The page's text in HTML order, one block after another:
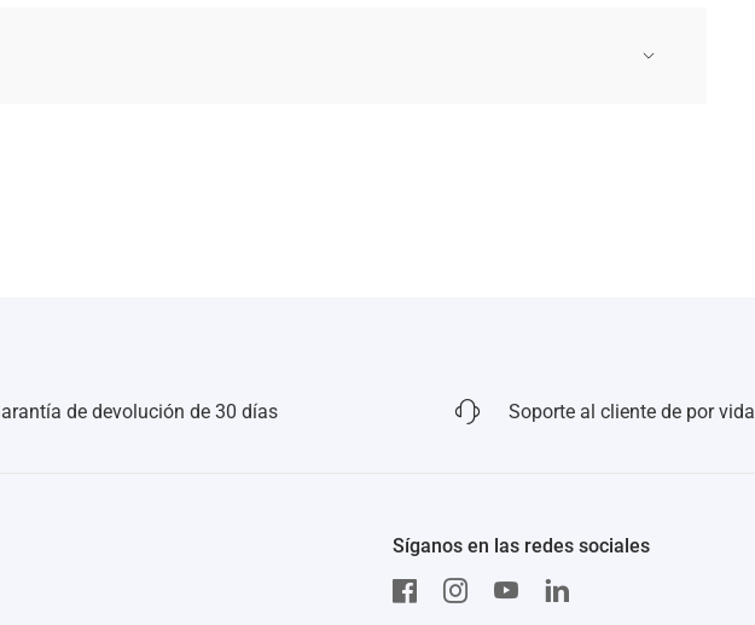
de devolución de 30 días Soporte al cliente de por vida
Síganos en las redes sociales